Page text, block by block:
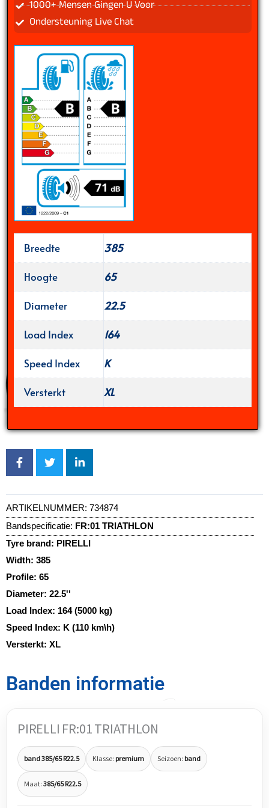
1000+ Mensen Gingen U Voor
Ondersteuning Live Chat
Breedte
385
Hoogte
65
Diameter
22.5
Load Index
164
Speed Index
K
Versterkt
XL
ARTIKELNUMMER: 734874
Bandspecificatie: FR:01 TRIATHLON
Tyre brand: PIRELLI
Width: 385
Profile: 65
Diameter: 22.5''
Load Index: 164 (5000 kg)
Speed Index: K (110 km\h)
Versterkt: XL
Banden informatie
PIRELLI FR:01 TRIATHLON
band 385/65 R22.5 Klasse: premium Seizoen: band
Maat: 385/65 R22.5